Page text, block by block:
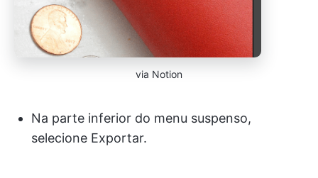
via Notion
Na parte inferior do menu suspenso,
selecione Exportar.